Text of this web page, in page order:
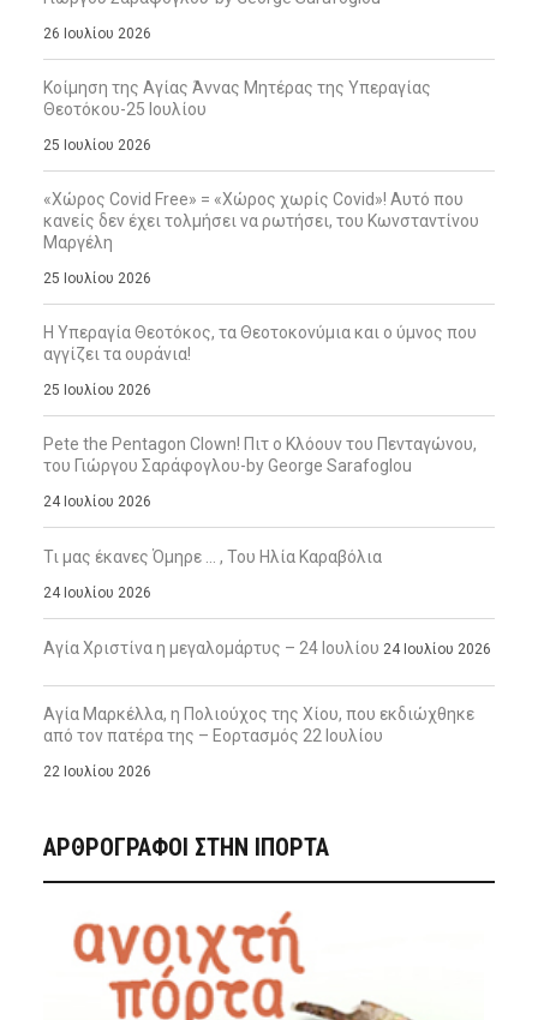
26 Ιουλίου 2026
Κοίμηση της Αγίας Άννας Μητέρας της Υπεραγίας
Θεοτόκου-25 Ιουλίου
25 Ιουλίου 2026
«Χώρος Covid Free» = «Χώρος χωρίς Covid»! Αυτό που
κανείς δεν έχει τολμήσει να ρωτήσει, του Κωνσταντίνου
Μαργέλη
25 Ιουλίου 2026
Η Υπεραγία Θεοτόκος, τα Θεοτοκονύμια και ο ύμνος που
αγγίζει τα ουράνια!
25 Ιουλίου 2026
Pete the Pentagon Clown! Πιτ ο Κλόουν του Πενταγώνου,
του Γιώργου Σαράφογλου-by George Sarafoglou
24 Ιουλίου 2026
Τι μας έκανες Όμηρε … , Του Ηλία Καραβόλια
24 Ιουλίου 2026
Αγία Χριστίνα η μεγαλομάρτυς – 24 Ιουλίου 24 Ιουλίου 2026
Αγία Μαρκέλλα, η Πολιούχος της Χίου, που εκδιώχθηκε
από τον πατέρα της – Εορτασμός 22 Ιουλίου
22 Ιουλίου 2026
ΑΡΘΡΟΓΡΑΦΟΙ ΣΤΗΝ IΠΟΡΤΑ